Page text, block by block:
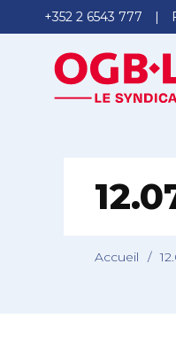
+352 2 6543 777
Accueil /